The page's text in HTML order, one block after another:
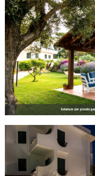
Solarium con piccolo